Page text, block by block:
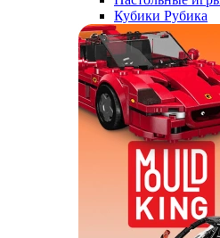
Кубики Рубика